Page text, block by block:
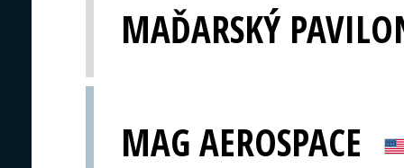
MAĎARSKÝ
MAG AEROSPACE